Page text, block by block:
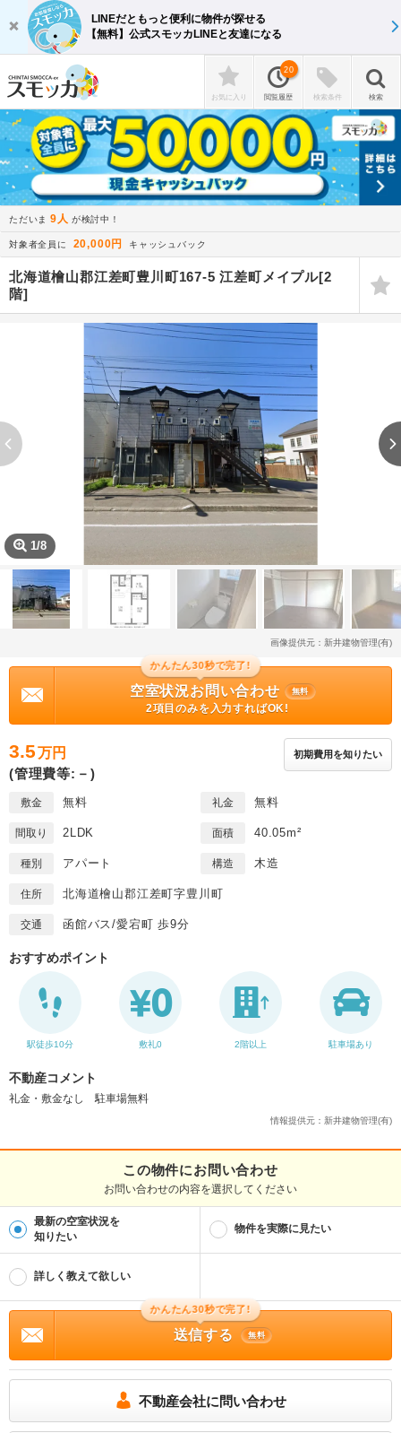
LINEだともっと便利に物件が探せる
【無料】公式スモッカLINEと友達になる
お気に入り 閲覧履歴
20
検索条件 検索
ただいま 9人 が検討中！
対象者全員に 20,000円 キャッシュバック
北海道檜山郡江差町豊川町167-5 江差町メイプル[2
階]
1/8
画像提供元：新井建物管理(有)
かんたん30秒で完了!
空室状況お問い合わせ 無料
2項目のみを入力すればOK!
3.5万円
(管理費等:－)
初期費用を知りたい
敷金 無料 礼金 無料
間取り 2LDK 面積 40.05m²
種別 アパート 構造 木造
住所 北海道檜山郡江差町字豊川町
交通 函館バス/愛宕町 歩9分
おすすめポイント
駅徒歩10分 敷礼0 2階以上 駐車場あり
不動産コメント
礼金・敷金なし 駐車場無料
情報提供元：新井建物管理(有)
この物件にお問い合わせ
お問い合わせの内容を選択してください
最新の空室状況を
知りたい
物件を実際に見たい
詳しく教えて欲しい
かんたん30秒で完了!
送信する 無料
不動産会社に問い合わせ